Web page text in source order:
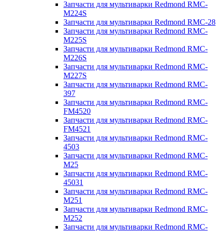
Запчасти для мультиварки Redmond RMC-
M224S
Запчасти для мультиварки Redmond RMC-28
Запчасти для мультиварки Redmond RMC-
M225S
Запчасти для мультиварки Redmond RMC-
M226S
Запчасти для мультиварки Redmond RMC-
M227S
Запчасти для мультиварки Redmond RMC-
397
Запчасти для мультиварки Redmond RMC-
FM4520
Запчасти для мультиварки Redmond RMC-
FM4521
Запчасти для мультиварки Redmond RMC-
4503
Запчасти для мультиварки Redmond RMC-
M25
Запчасти для мультиварки Redmond RMC-
45031
Запчасти для мультиварки Redmond RMC-
M251
Запчасти для мультиварки Redmond RMC-
M252
Запчасти для мультиварки Redmond RMC-